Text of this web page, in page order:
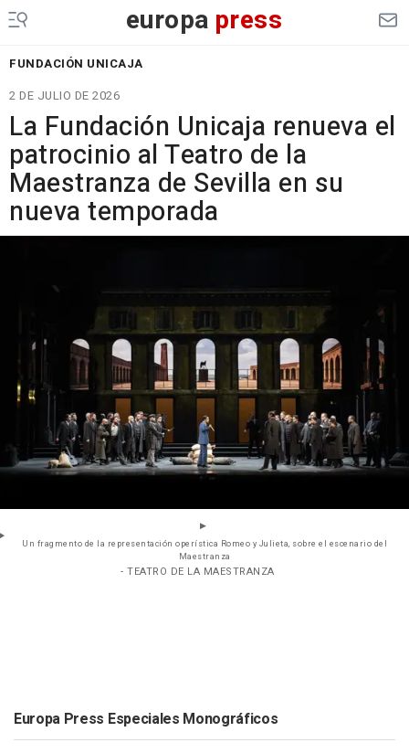
europa press
FUNDACIÓN UNICAJA
2 DE JULIO DE 2026
La Fundación Unicaja renueva el
patrocinio al Teatro de la
Maestranza de Sevilla en su
nueva temporada
Un fragmento de la representación operística Romeo y Julieta, sobre el escenario del
Maestranza
- TEATRO DE LA MAESTRANZA
Europa Press Especiales Monográficos